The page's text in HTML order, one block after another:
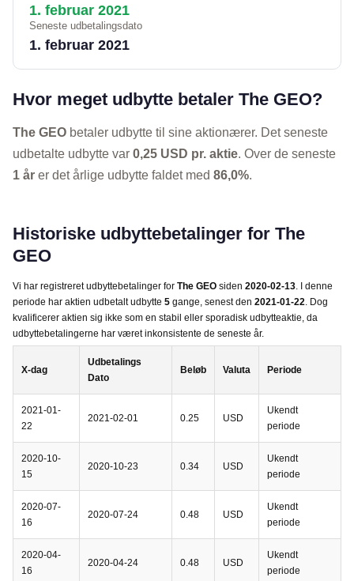
1. februar 2021
Seneste udbetalingsdato
1. februar 2021
Hvor meget udbytte betaler The GEO?
The GEO betaler udbytte til sine aktionærer. Det seneste
udbetalte udbytte var 0,25 USD pr. aktie. Over de seneste
1 år er det årlige udbytte faldet med 86,0%.
Historiske udbyttebetalinger for The
GEO
Vi har registreret udbyttebetalinger for The GEO siden 2020-02-13. I denne
periode har aktien udbetalt udbytte 5 gange, senest den 2021-01-22. Dog
kvalificerer aktien sig ikke som en stabil eller sporadisk udbytteaktie, da
udbyttebetalingerne har været inkonsistente de seneste år.
X-dag
Udbetalings
Dato
Beløb Valuta Periode
2021-01-
22
2021-02-01 0.25 USD
Ukendt
periode
2020-10-
15
2020-10-23 0.34 USD
Ukendt
periode
2020-07-
16
2020-07-24 0.48 USD
Ukendt
periode
2020-04-
16
2020-04-24 0.48 USD
Ukendt
periode